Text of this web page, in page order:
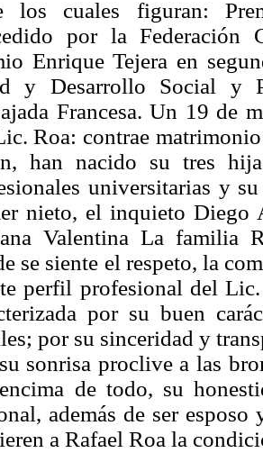
los cuales figuran:
por la Federación
Enrique Tejera en
y Desarrollo Social y
Francesa. Un 19 de
Roa: contrae
han nacido su tres
universitarias y
nieto, el inquieto Diego
Valentina La familia
se siente el respeto, la
perfil profesional del
por su buen
por su sinceridad y
sonrisa proclive a las
de todo, su
además de ser
a Rafael Roa la